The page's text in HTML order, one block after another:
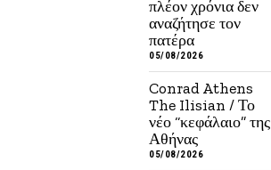
πλέον χρόνια δεν
αναζήτησε τον
πατέρα
05/08/2026
Conrad Athens
The Ilisian / Το
νέο “κεφάλαιο” της
Αθήνας
05/08/2026